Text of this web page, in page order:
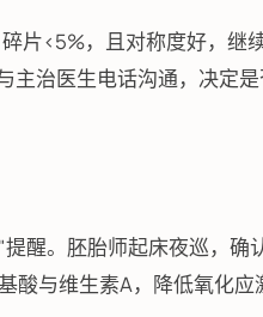
片<5%，且对称度好，继
主治医生电话沟通，决定
醒。胚胎师起床夜巡，确
酸与维生素A，降低氧化应